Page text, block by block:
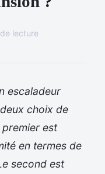
lecture
escaladeur
choix de
est
en termes de
second est